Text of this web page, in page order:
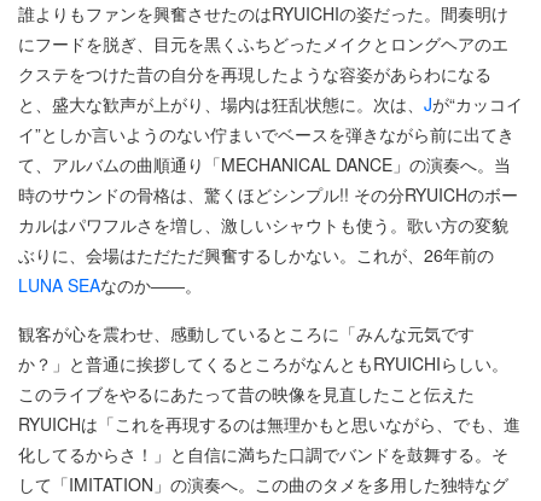
誰よりもファンを興奮させたのはRYUICHIの姿だった。間奏明け
にフードを脱ぎ、目元を黒くふちどったメイクとロングヘアのエ
クステをつけた昔の自分を再現したような容姿があらわになる
と、盛大な歓声が上がり、場内は狂乱状態に。次は、 Jが“カッコイ
イ”としか言いようのない佇まいでベースを弾きながら前に出てき
て、アルバムの曲順通り「MECHANICAL DANCE」の演奏へ。当
時のサウンドの骨格は、驚くほどシンプル!! その分RYUICHのボー
カルはパワフルさを増し、激しいシャウトも使う。歌い方の変貌
ぶりに、会場はただただ興奮するしかない。これが、26年前の
LUNA SEAなのか――。
観客が心を震わせ、感動しているところに「みんな元気です
か？」と普通に挨拶してくるところがなんともRYUICHIらしい。
このライブをやるにあたって昔の映像を見直したこと伝えた
RYUICHは「これを再現するのは無理かもと思いながら、でも、進
化してるからさ！」と自信に満ちた口調でバンドを鼓舞する。そ
して「IMITATION」の演奏へ。この曲のタメを多用した独特なグ